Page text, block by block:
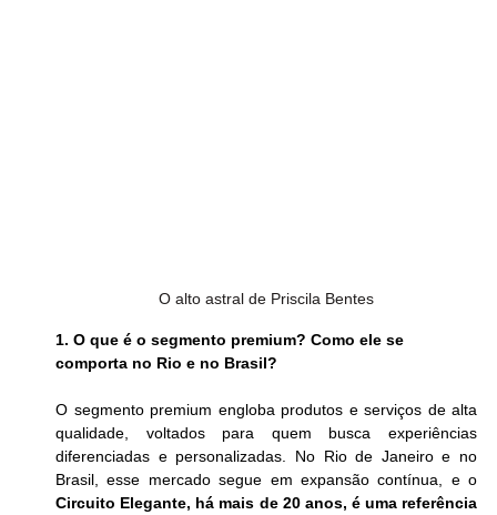
O alto astral de Priscila Bentes
1. O que é o segmento premium? Como ele se
comporta no Rio e no Brasil?
O segmento premium engloba produtos e serviços de alta
qualidade, voltados para quem busca experiências
diferenciadas e personalizadas. No Rio de Janeiro e no
Circuito Elegante, há mais de 20 anos, é uma referência